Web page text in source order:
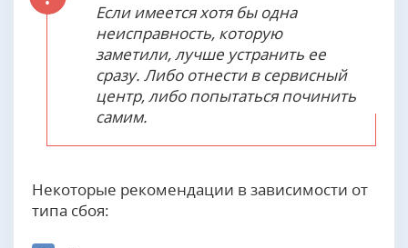
Если имеется хотя бы одна
неисправность, которую
заметили, лучше устранить ее
сразу. Либо отнести в сервисный
центр, либо попытаться починить
самим.
Некоторые рекомендации в зависимости от
типа сбоя: